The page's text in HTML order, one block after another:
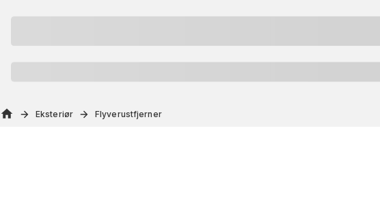
Eksteriør Flyverustfjerner